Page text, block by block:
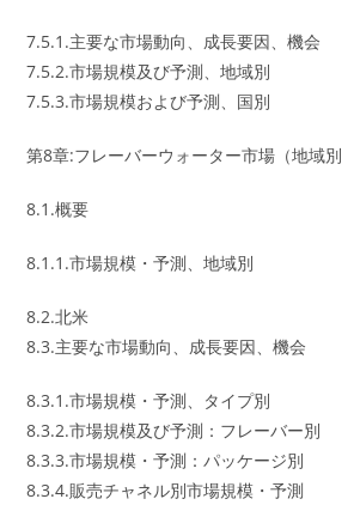
7.5.1.主要な市場動向、成長要因、機会
7.5.2.市場規模及び予測、地域別
7.5.3.市場規模および予測、国別
第8章:フレーバーウォーター市場（地域別
8.1.概要
8.1.1.市場規模・予測、地域別
8.2.北米
8.3.主要な市場動向、成長要因、機会
8.3.1.市場規模・予測、タイプ別
8.3.2.市場規模及び予測：フレーバー別
8.3.3.市場規模・予測：パッケージ別
8.3.4.販売チャネル別市場規模・予測